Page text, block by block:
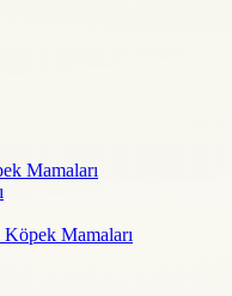
Mamaları
Mamaları